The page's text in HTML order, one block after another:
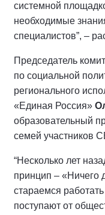
системной
необходимые
специалистов”, –
Председатель
по социальной
регионального
«Единая Россия»
образовательный
семей участников
“Несколько лет
принцип – «Ничего
стараемся
поступают от